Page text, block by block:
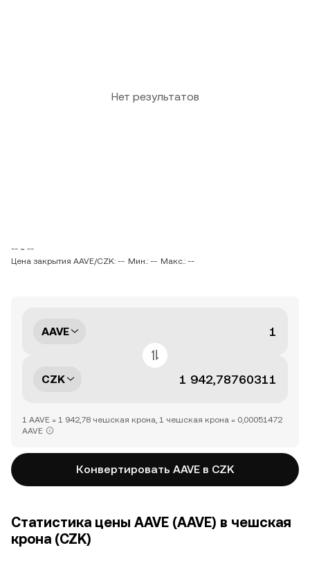
Нет результатов
-- ~ --
Цена закрытия AAVE/CZK: -- Мин.: -- Макс.: --
AAVE
CZK
1 AAVE = 1 942,78 чешская крона, 1 чешская крона = 0,00051472
AAVE
Конвертировать AAVE в CZK
Статистика цены AAVE (AAVE) в чешская
крона (CZK)